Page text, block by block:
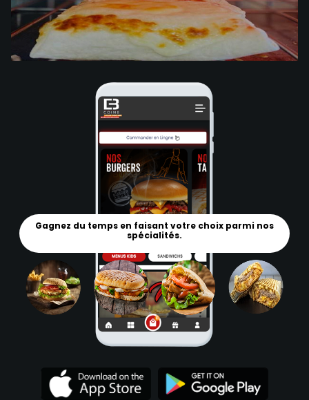
Gagnez du temps en faisant votre choix parmi nos
spécialités.